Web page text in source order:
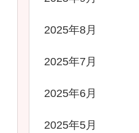
2025年8月
2025年7月
2025年6月
2025年5月